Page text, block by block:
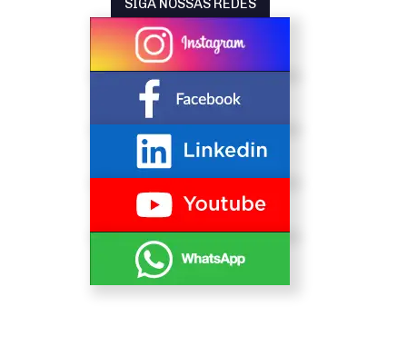
SIGA NOSSAS REDES